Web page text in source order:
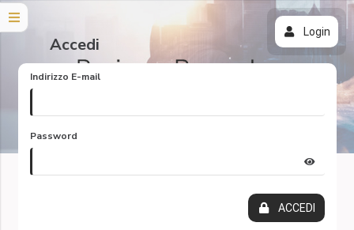
Accedi
Indirizzo E-mail
Password
ACCEDI
Login